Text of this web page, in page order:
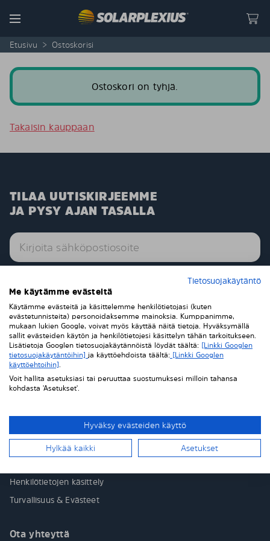
Menu
Etusivu > Ostoskorisi
Ostoskori on tyhjä.
Takaisin kauppaan
TILAA UUTISKIRJEEMME
JA PYSY AJAN TASALLA
* Haluan saada uutiskirjeitä ja kampanjatarjouksia
sähköpostitse.
Ohjeet ja oppaat
Lakitiedot ja yritystiedot
Henkilötietojen käsittely
Turvallisuus & Evästeet
Ota yhteyttä
Tietosuojakäytäntö
Me käytämme evästeitä
Käytämme evästeitä ja käsittelemme henkilötietojasi (kuten
evästetunnisteita) personoidaksemme mainoksia. Kumppanimme,
mukaan lukien Google, voivat myös käyttää näitä tietoja. Hyväksymällä
sallit evästeiden käytön ja henkilötietojesi käsittelyn tähän tarkoitukseen.
Lisätietoja Googlen tietosuojakäytännöistä löydät täältä: [Linkki Googlen
tietosuojakäytäntöihin] ja käyttöehdoista täältä: [Linkki Googlen
käyttöehtoihin].
Voit hallita asetuksiasi tai peruuttaa suostumuksesi milloin tahansa
kohdasta 'Asetukset'.
Hyväksy evästeiden käyttö
Hylkää kaikki Asetukset